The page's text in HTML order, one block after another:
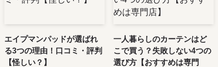
エイプマンパッドが選ばれ
る3つの理由！口コミ・評判
【怪しい？】
一人暮らしのカーテンはど
こで買う？失敗しない4つの
選び方【おすすめは専門